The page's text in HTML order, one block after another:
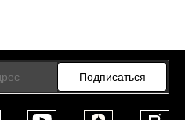
Подписаться